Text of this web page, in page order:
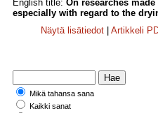
English title: On researches
especially with regard to the
Näytä lisätiedot
Artikkeli
Mikä tahansa sana
Kaikki sanat